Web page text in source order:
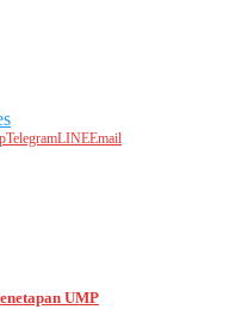
TelegramLINEEmail
UMP